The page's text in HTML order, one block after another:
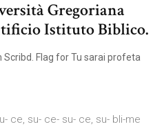
Gregoriana
Istituto Biblico.
Scribd. Flag for Tu sarai profeta
ce, su- ce- su- ce, su- bli-me